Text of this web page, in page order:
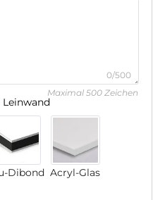
0/500
Maximal 500 Zeichen
Leinwand
Dibond Acryl-Glas